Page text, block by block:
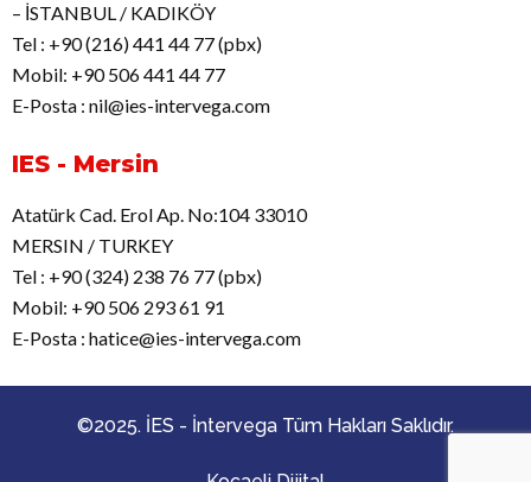
– İSTANBUL / KADIKÖY
Tel : +90 (216) 441 44 77 (pbx)
Mobil: +90 506 441 44 77
E-Posta : nil@ies-intervega.com
IES - Mersin
Atatürk Cad. Erol Ap. No:104 33010
MERSIN / TURKEY
Tel : +90 (324) 238 76 77 (pbx)
Mobil: +90 506 293 61 91
E-Posta : hatice@ies-intervega.com
©2025. İES - İntervega Tüm Hakları Saklıdır.